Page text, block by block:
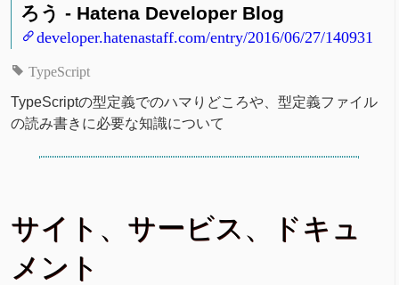
ろう - Hatena Developer Blog
developer.hatenastaff.com/entry/2016/06/27/140931
TypeScript
TypeScriptの型定義でのハマりどころや、型定義ファイル
の読み書きに必要な知識について
サイト、サービス、ドキュ
メント